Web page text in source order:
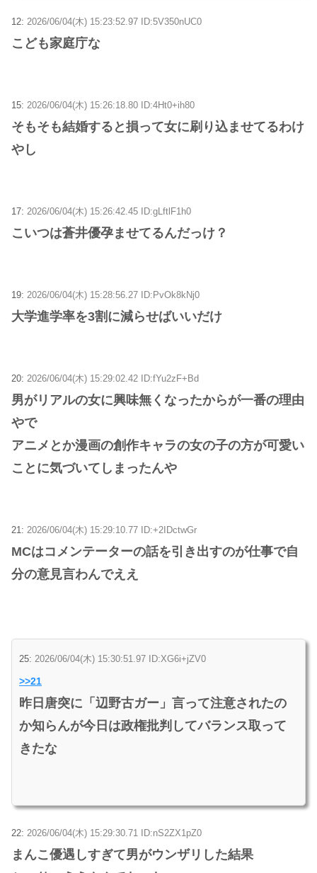
12: 2026/06/04(木) 15:23:52.97 ID:5V350nUC0
こども家庭庁な
15: 2026/06/04(木) 15:26:18.80 ID:4Ht0+ih80
そもそも結婚すると損って女に刷り込ませてるわけ
やし
17: 2026/06/04(木) 15:26:42.45 ID:gLftlF1h0
こいつは蒼井優孕ませてるんだっけ？
19: 2026/06/04(木) 15:28:56.27 ID:PvOk8kNj0
大学進学率を3割に減らせばいいだけ
20: 2026/06/04(木) 15:29:02.42 ID:fYu2zF+Bd
男がリアルの女に興味無くなったからが一番の理由
やで
アニメとか漫画の創作キャラの女の子の方が可愛い
ことに気づいてしまったんや
21: 2026/06/04(木) 15:29:10.77 ID:+2IDctwGr
MCはコメンテーターの話を引き出すのが仕事で自
分の意見言わんでええ
25: 2026/06/04(木) 15:30:51.97 ID:XG6i+jZV0
>>21
昨日唐突に「辺野古ガー」言って注意されたの
か知らんが今日は政権批判してバランス取って
きたな
22: 2026/06/04(木) 15:29:30.71 ID:nS2ZX1pZ0
まんこ優遇しすぎて男がウンザリした結果